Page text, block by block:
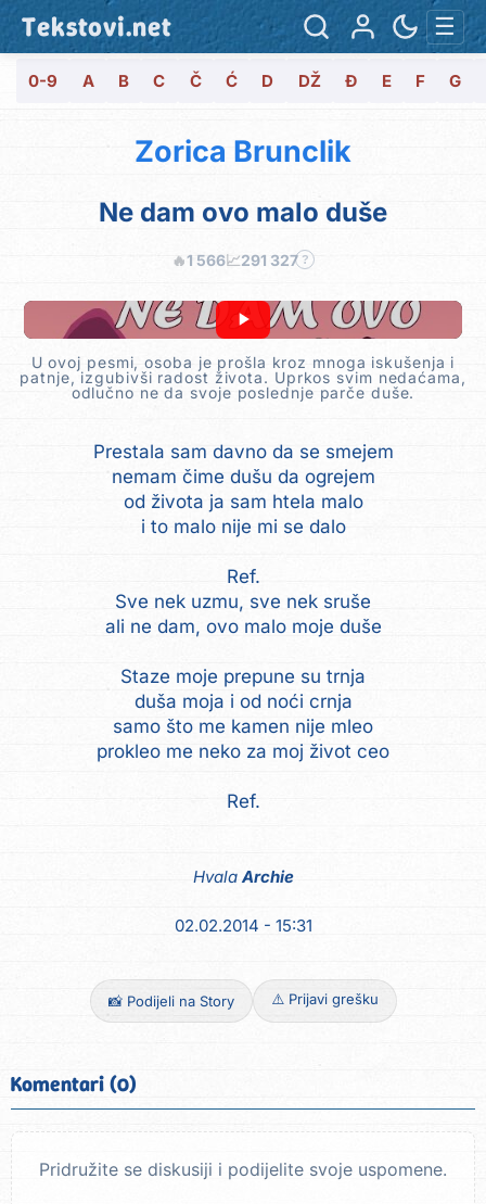
Tekstovi.net ☰
0-9 A B C Č Ć D DŽ Đ E F G
Zorica Brunclik
Ne dam ovo malo duše
🔥1 566📈291 327 ?
U ovoj pesmi, osoba je prošla kroz mnoga iskušenja i
patnje, izgubivši radost života. Uprkos svim nedaćama,
odlučno ne da svoje poslednje parče duše.
Prestala sam davno da se smejem
nemam čime dušu da ogrejem
od života ja sam htela malo
i to malo nije mi se dalo
Ref.
Sve nek uzmu, sve nek sruše
ali ne dam, ovo malo moje duše
Staze moje prepune su trnja
duša moja i od noći crnja
samo što me kamen nije mleo
prokleo me neko za moj život ceo
Ref.
HvalaArchie
02.02.2014 - 15:31
📸 Podijeli na Story ⚠️ Prijavi grešku
Komentari (0)
Pridružite se diskusiji i podijelite svoje uspomene.